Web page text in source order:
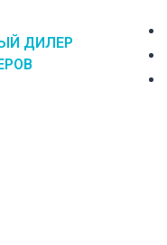
ДИЛЕР